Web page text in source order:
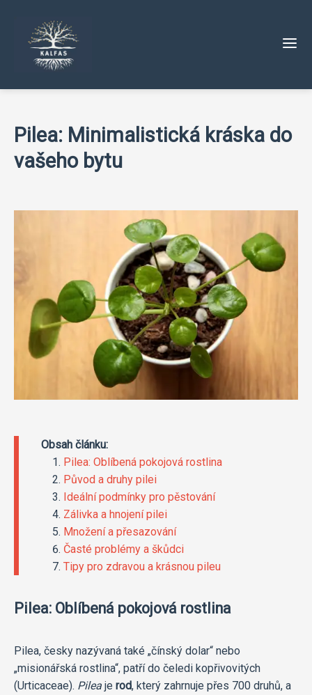
Pilea: Minimalistická kráska do
vašeho bytu
Obsah článku:
Pilea: Oblíbená pokojová rostlina
Původ a druhy pilei
Ideální podmínky pro pěstování
Zálivka a hnojení pilei
Množení a přesazování
Časté problémy a škůdci
Tipy pro zdravou a krásnou pileu
Pilea: Oblíbená pokojová rostlina
Pilea, česky nazývaná také „čínský dolar“ nebo
„misionářská rostlina“, patří do čeledi kopřivovitých
(Urticaceae). Pilea je rod, který zahrnuje přes 700 druhů, a